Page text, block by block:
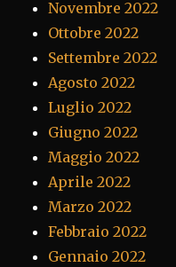
Novembre 2022
Ottobre 2022
Settembre 2022
Agosto 2022
Luglio 2022
Giugno 2022
Maggio 2022
Aprile 2022
Marzo 2022
Febbraio 2022
Gennaio 2022